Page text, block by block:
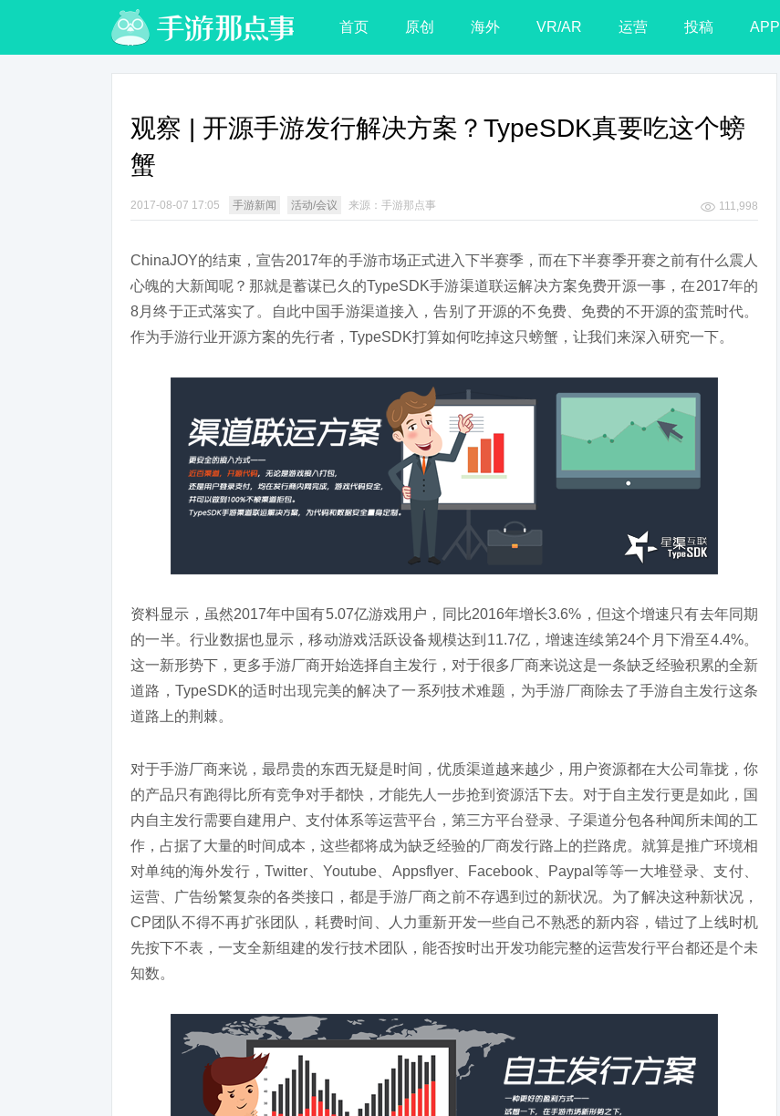
首页 原创 海外 VR/AR 运营 投稿 APP
观察 | 开源手游发行解决方案？TypeSDK真要吃这个螃
蟹
2017-08-07 17:05 手游新闻 活动/会议 来源：手游那点事 111,998
ChinaJOY的结束，宣告2017年的手游市场正式进入下半赛季，而在下半赛季开赛之前有什么震人
心魄的大新闻呢？那就是蓄谋已久的TypeSDK手游渠道联运解决方案免费开源一事，在2017年的
8月终于正式落实了。自此中国手游渠道接入，告别了开源的不免费、免费的不开源的蛮荒时代。
作为手游行业开源方案的先行者，TypeSDK打算如何吃掉这只螃蟹，让我们来深入研究一下。
资料显示，虽然2017年中国有5.07亿游戏用户，同比2016年增长3.6%，但这个增速只有去年同期
的一半。行业数据也显示，移动游戏活跃设备规模达到11.7亿，增速连续第24个月下滑至4.4%。
这一新形势下，更多手游厂商开始选择自主发行，对于很多厂商来说这是一条缺乏经验积累的全新
道路，TypeSDK的适时出现完美的解决了一系列技术难题，为手游厂商除去了手游自主发行这条
道路上的荆棘。
对于手游厂商来说，最昂贵的东西无疑是时间，优质渠道越来越少，用户资源都在大公司靠拢，你
的产品只有跑得比所有竞争对手都快，才能先人一步抢到资源活下去。对于自主发行更是如此，国
内自主发行需要自建用户、支付体系等运营平台，第三方平台登录、子渠道分包各种闻所未闻的工
作，占据了大量的时间成本，这些都将成为缺乏经验的厂商发行路上的拦路虎。就算是推广环境相
对单纯的海外发行，Twitter、Youtube、Appsflyer、Facebook、Paypal等等一大堆登录、支付、
运营、广告纷繁复杂的各类接口，都是手游厂商之前不存遇到过的新状况。为了解决这种新状况，
CP团队不得不再扩张团队，耗费时间、人力重新开发一些自己不熟悉的新内容，错过了上线时机
先按下不表，一支全新组建的发行技术团队，能否按时出开发功能完整的运营发行平台都还是个未
知数。